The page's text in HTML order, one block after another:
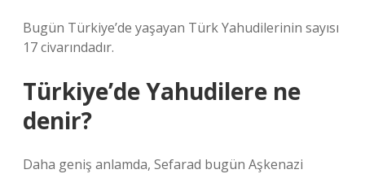
Bugün Türkiye’de yaşayan Türk Yahudilerinin sayısı
17 civarındadır.
Türkiye’de Yahudilere ne
denir?
Daha geniş anlamda, Sefarad bugün Aşkenazi